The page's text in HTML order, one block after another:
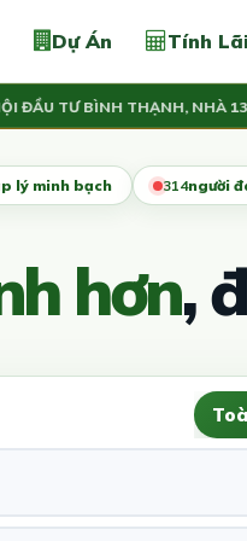
Dự Án Tính
ĐẦU TƯ BÌNH THẠNH, NHÀ
lý minh bạch 315người
hơn,